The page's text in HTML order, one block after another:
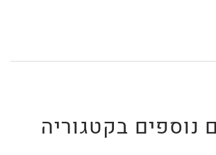
נוספים בקטגוריה